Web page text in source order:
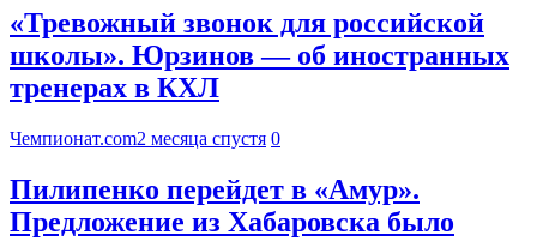
«Тревожный звонок для российской
школы». Юрзинов — об иностранных
тренерах в КХЛ
Чемпионат.com2 месяца спустя 0
Пилипенко перейдет в «Амур».
Предложение из Хабаровска было